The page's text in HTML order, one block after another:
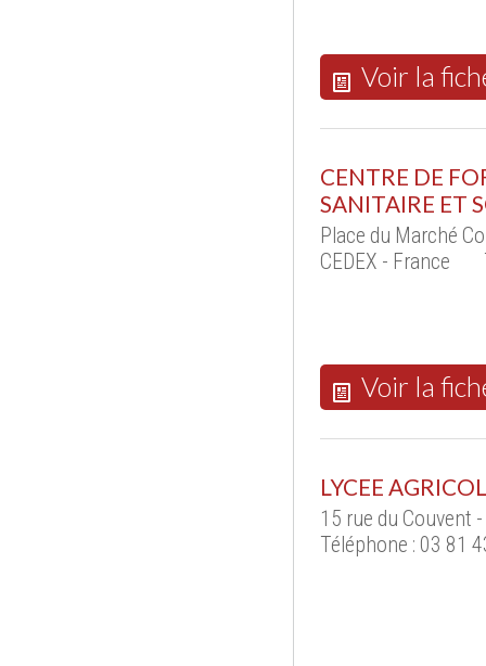
Voir la
CENTRE DE
SANITAIRE ET
Place du Marché
CEDEX - France
Voir la
LYCEE
15 rue du Couvent
Téléphone : 03 81